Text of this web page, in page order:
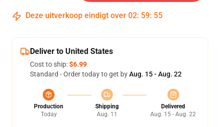
Deze uitverkoop eindigt over 02: 59: 55
Deliver to United States
Cost to ship:$6.99
Standard - Order today to get byAug. 15 - Aug. 22
Production
Today
Shipping
Aug. 11
Delivered
Aug. 15 - Aug. 22